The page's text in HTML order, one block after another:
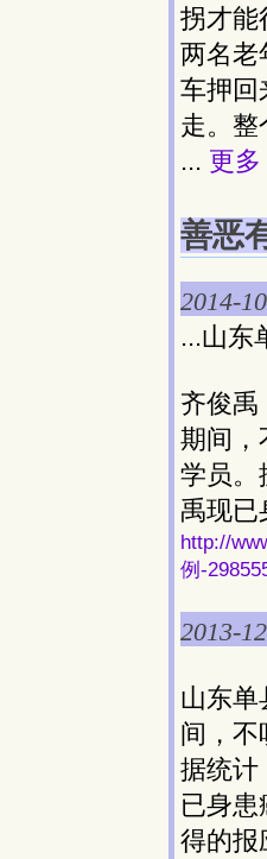
拐才能
两名老
车押回
走。整
... 更多
善恶
2014-
...山东
齐俊禹
期间，
学员。
禹现已
http://
例-
2013-
山东单
间，不
据统计
已身
得的报